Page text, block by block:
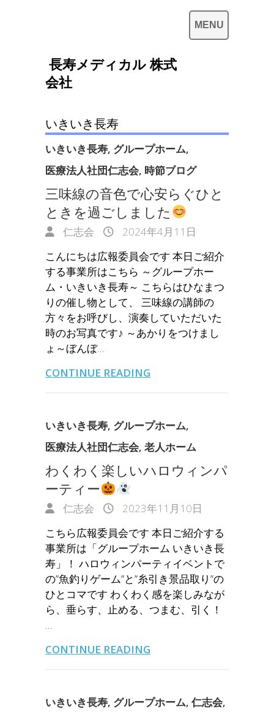
長寿メディカル 株式
会社
いきいき長寿
いきいき長寿, グループホーム,
医療法人社団仁志会, 時節ブログ
三味線の音色で心安らぐひと
ときを過ごしました
仁志会
2024年4月11日
こんにちは広報委員会です 本日ご紹介
する事業所はこちら ～グループホー
ム・いきいき長寿～ こちらはひなまつ
りの催し物として、 三味線の講師の
方々をお呼びし、演奏していただいた
時のお写真です♪ ～あかりをつけまし
ょ～ぼんぼ…
CONTINUE READING
いきいき長寿, グループホーム,
医療法人社団仁志会, 老人ホーム
わくわく楽しいハロウィンパ
ーティー
仁志会
2023年11月10日
こちら広報委員会です 本日ご紹介する
事業所は「グループホーム いきいき長
寿」！ ハロウィンパーティイベントで
の”魚釣りゲーム”と”糸引き景品取り”の
ひとコマです わくわく感を楽しみなが
ら、垂らす、止める、つまむ、引く！
…
CONTINUE READING
いきいき長寿, グループホーム, 仁志会,